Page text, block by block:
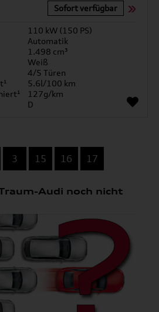
Sofort verfügbar
110 kW (150 PS)
Automatik
1.498 cm³
Weiß
4/5 Türen
5.6l/100 km
127g/km
D
3 15 16 17
Audi noch nicht